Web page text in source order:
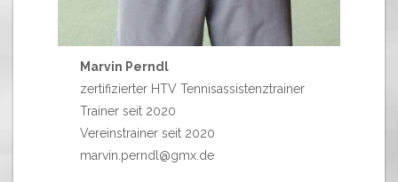
Marvin Perndl
zertifizierter HTV Tennisassistenztrainer
Trainer seit 2020
Vereinstrainer seit 2020
marvin.perndl@gmx.de